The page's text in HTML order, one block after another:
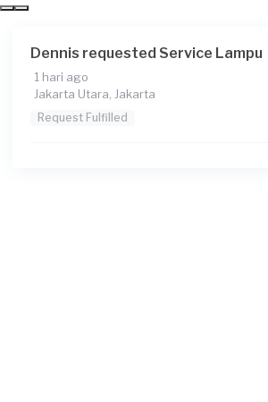
Syahnun requested Service Lampu
Dennis requested Service Lampu
1 hari ago
Jakarta Utara, Jakarta
Request Fulfilled